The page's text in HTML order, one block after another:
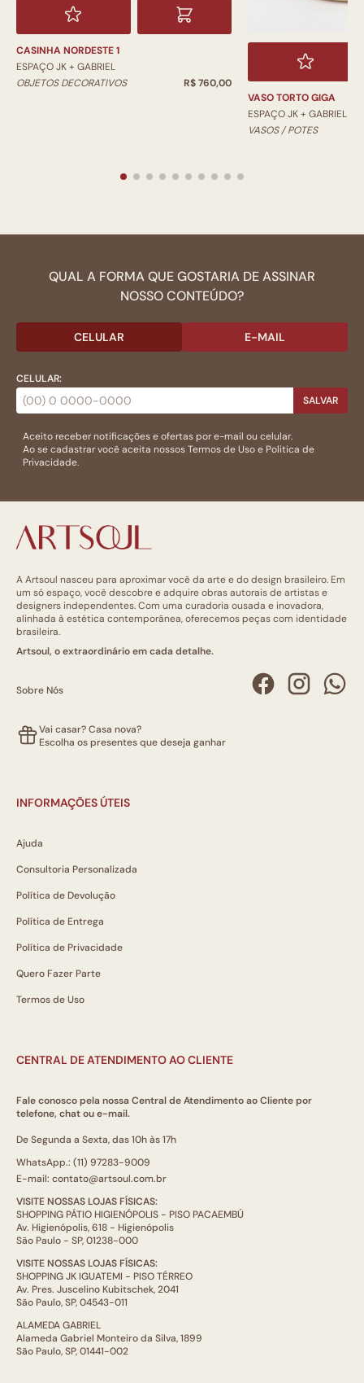
CASINHA NORDESTE 1
ESPAÇO JK + GABRIEL
OBJETOS DECORATIVOS
R$ 760,00
VASO TORTO GIGA
ESPAÇO JK + GABRIEL
VASOS / POTES
QUAL A FORMA QUE GOSTARIA DE ASSINAR
NOSSO CONTEÚDO?
CELULAR E-MAIL
CELULAR:
SALVAR
Aceito receber notificações e ofertas por e-mail ou celular.
Ao se cadastrar você aceita nossosTermos de Usoe Politica de
Privacidade.
A Artsoul nasceu para aproximar você da arte e do design brasileiro. Em
um só espaço, você descobre e adquire obras autorais de artistas e
designers independentes. Com uma curadoria ousada e inovadora,
alinhada à estética contemporânea, oferecemos peças com identidade
brasileira.
Artsoul, o extraordinário em cada detalhe.
Sobre Nós
Vai casar? Casa nova?
Escolha os presentes que deseja ganhar
INFORMAÇÕES ÚTEIS
Ajuda
Consultoria Personalizada
Política de Devolução
Política de Entrega
Política de Privacidade
Quero Fazer Parte
Termos de Uso
CENTRAL DE ATENDIMENTO AO CLIENTE
Fale conosco pela nossa Central de Atendimento ao Cliente por
telefone, chat ou e-mail.
De Segunda a Sexta, das 10h às 17h
WhatsApp.: (11) 97283-9009
E-mail: contato@artsoul.com.br
VISITE NOSSAS LOJAS FÍSICAS:
SHOPPING PÁTIO HIGIENÓPOLIS - PISO PACAEMBÚ
Av. Higienópolis, 618 - Higienópolis
São Paulo - SP, 01238-000
VISITE NOSSAS LOJAS FÍSICAS:
SHOPPING JK IGUATEMI - PISO TÉRREO
Av. Pres. Juscelino Kubitschek, 2041
São Paulo, SP, 04543-011
ALAMEDA GABRIEL
Alameda Gabriel Monteiro da Silva, 1899
São Paulo, SP, 01441-002